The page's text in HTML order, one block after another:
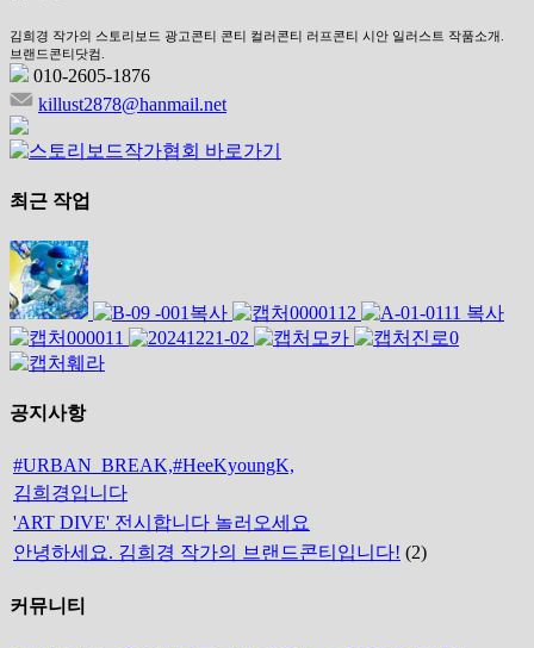
김희경 작가의 스토리보드 광고콘티 콘티 컬러콘티 러프콘티 시안 일러스트 작품소개.
브랜드콘티닷컴.
010-2605-1876
killust2878@hanmail.net
최근 작업
공지사항
#URBAN_BREAK,#HeeKyoungK,
김희경입니다
'ART DIVE' 전시합니다 놀러오세요
안녕하세요. 김희경 작가의 브랜드콘티입니다! (2)
커뮤니티